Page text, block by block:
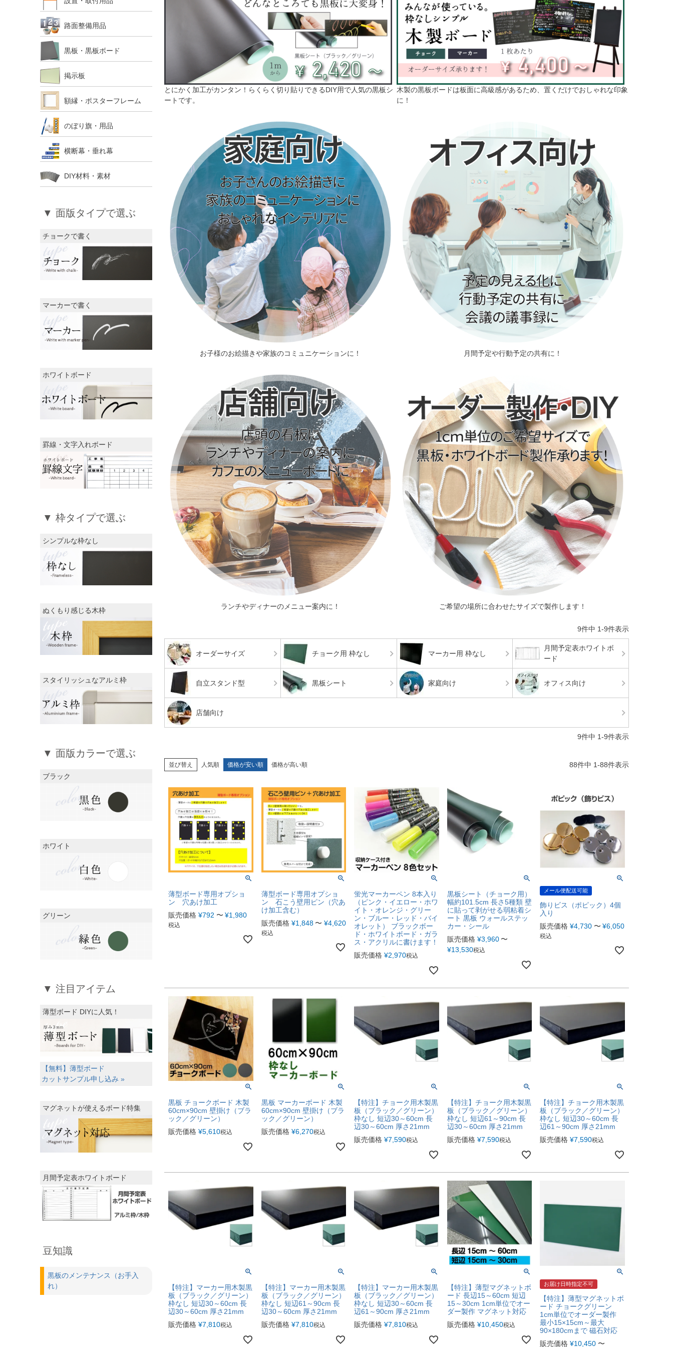
路面整備用品
黒板・黒板ボード
掲示板
額縁・ポスターフレーム
のぼり旗・用品
横断幕・垂れ幕
DIY材料・素材
▼ 面版タイプで選ぶ
チョークで書く
マーカーで書く
ホワイトボード
罫線・文字入れボード
▼ 枠タイプで選ぶ
シンプルな枠なし
ぬくもり感じる木枠
スタイリッシュなアルミ枠
▼ 面版カラーで選ぶ
ブラック
ホワイト
グリーン
▼ 注目アイテム
薄型ボード DIYに人気！
【無料】薄型ボード
カットサンプル申し込み »
マグネットが使えるボード特集
月間予定表ホワイトボード
豆知識
黒板のメンテナンス（お手入
れ）
とにかく加工がカンタン！らくらく切り貼りできるDIY用で人気の黒板シ
ート です。
木製の黒板ボードは板面に高級感があるため、置くだけでおしゃれな印象
に！
お子様のお絵描きや家族のコミュニケーションに！ 月間予定や行動予定の共有に！
ランチやディナーのメニュー案内に！ ご希望の場所に合わせたサイズで製作します！
9件中 1-9件表示
オーダーサイズ チョーク用 枠なし マーカー用 枠なし
月間予定表ホワイトボ
ード
自立スタンド型 黒板シート 家庭向け オフィス向け
店舗向け
9件中 1-9件表示
並び替え 人気順 価格が安い順 価格が高い順 88件中 1-88件表示
薄型ボード専用オプショ
ン 穴あけ加工
販売価格 ¥792 〜 ¥1,980
税込
薄型ボード専用オプショ
ン 石こう壁用ピン（穴あ
け加工含む）
販売価格 ¥1,848 〜 ¥4,620
税込
蛍光マーカーペン 8本入り
（ピンク・イエロー・ホワ
イト・オレンジ・グリー
ン・ブルー・レッド・バイ
オレット） ブラックボー
ド・ホワイトボード・ガラ
ス・アクリルに書けます！
販売価格 ¥2,970税込
黒板シート（チョーク用）
幅約101.5cm 長さ5種類 壁
に貼って剥がせる弱粘着シ
ート 黒板 ウォールステッ
カー・シール
販売価格 ¥3,960 〜
¥13,530税込
メール便配送可能
飾りビス（ポピック）4個
入り
販売価格 ¥4,730 〜 ¥6,050
税込
黒板 チョークボード 木製
60cm×90cm 壁掛け（ブラ
ック／グリーン）
販売価格 ¥5,610税込
黒板 マーカーボード 木製
60cm×90cm 壁掛け（ブラ
ック／グリーン）
販売価格 ¥6,270税込
【特注】チョーク用木製黒
板（ブラック／グリーン）
枠なし 短辺30～60cm 長
辺30～60cm 厚さ21mm
販売価格 ¥7,590税込
【特注】チョーク用木製黒
板（ブラック／グリーン）
枠なし 短辺61～90cm 長
辺30～60cm 厚さ21mm
販売価格 ¥7,590税込
【特注】チョーク用木製黒
板（ブラック／グリーン）
枠なし 短辺30～60cm 長
辺61～90cm 厚さ21mm
販売価格 ¥7,590税込
【特注】マーカー用木製黒
板（ブラック／グリーン）
枠なし 短辺30～60cm 長
辺30～60cm 厚さ21mm
販売価格 ¥7,810税込
【特注】マーカー用木製黒
板（ブラック／グリーン）
枠なし 短辺61～90cm 長
辺30～60cm 厚さ21mm
販売価格 ¥7,810税込
【特注】マーカー用木製黒
板（ブラック／グリーン）
枠なし 短辺30～60cm 長
辺61～90cm 厚さ21mm
販売価格 ¥7,810税込
【特注】薄型マグネットボ
ード 長辺15～60cm 短辺
15～30cm 1cm単位でオー
ダー製作 マグネット対応
販売価格 ¥10,450税込
お届け日時指定不可
【特注】薄型マグネットボ
ード チョークグリーン
1cm単位でオーダー製作
最小15×15cm～最大
90×180cmまで 磁石対応
販売価格 ¥10,450 〜